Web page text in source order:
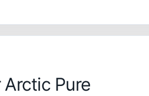
Pure